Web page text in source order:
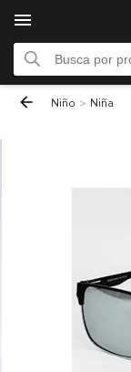
Niño > Niña